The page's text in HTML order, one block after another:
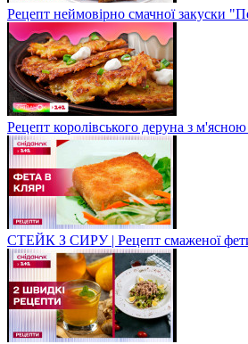
Рецепт неймовірно смачної закуски
Рецепт королівського деруна з
СТЕЙК З СИРУ | Рецепт смаженої